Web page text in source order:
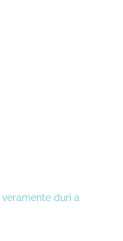
duri a